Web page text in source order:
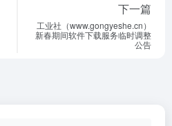
下一篇
工业社（www.gongyeshe.cn）
新春期间软件下载服务临时调整
公告